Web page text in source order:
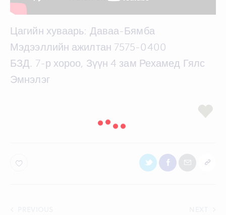
Цагийн хуваарь: Даваа-Бямба
Мэдээллийн ажилтан 7575-0400
БЗД. 7-р хороо, Зүүн 4 зам Рехамед Гялс
Эмнэлэг